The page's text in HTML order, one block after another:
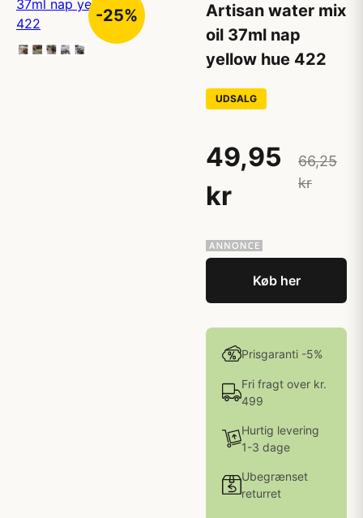
-25%
Artisan water mix
oil 37ml nap
yellow hue 422
UDSALG
49,95
kr
66,25
kr
Køb her
Prisgaranti -5%
Fri fragt over kr.
499
Hurtig levering
1-3 dage
Ubegrænset
returret